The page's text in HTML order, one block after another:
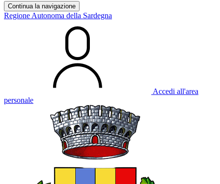
Continua la navigazione
Regione Autonoma della Sardegna
Accedi all'area
personale